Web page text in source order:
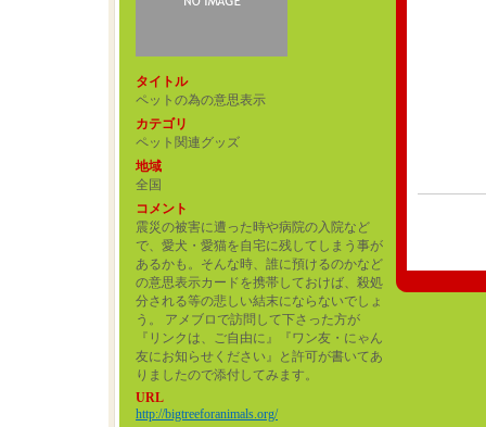
タイトル
ペットの為の意思表示
カテゴリ
ペット関連グッズ
地域
全国
コメント
震災の被害に遭った時や病院の入院など
で、愛犬・愛猫を自宅に残してしまう事が
あるかも。そんな時、誰に預けるのかなど
の意思表示カードを携帯しておけば、殺処
分される等の悲しい結末にならないでしょ
う。 アメブロで訪問して下さった方が
『リンクは、ご自由に』『ワン友・にゃん
友にお知らせください』と許可が書いてあ
りましたので添付してみます。
URL
http://bigtreeforanimals.org/